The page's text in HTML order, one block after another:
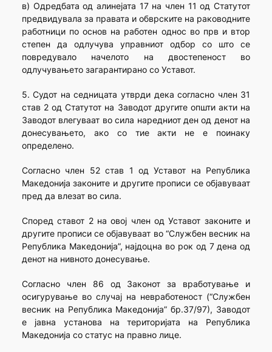
в) Одредбата од алинејата 17 на член 11 од Статутот
предвидувала за правата и обврските на раководните
работници по основ на работен однос во прв и втор
степен да одлучува управниот одбор со што се
повредувало начелото на двостепеност во
одлучувањето загарантирано со Уставот.
5. Судот на седницата утврди дека согласно член 31
став 2 од Статутот на Заводот другите општи акти на
Заводот влегуваат во сила наредниот ден од денот на
донесувањето, ако со тие акти не е поинаку
определено.
Согласно член 52 став 1 од Уставот на Република
Македонија законите и другите прописи се објавуваат
пред да влезат во сила.
Според ставот 2 на овој член од Уставот законите и
другите прописи се објавуваат во “Службен весник на
Република Македонија”, најдоцна во рок од 7 дена од
денот на нивното донесување.
Согласно член 86 од Законот за вработување и
осигурување во случај на невработеност (“Службен
весник на Република Македонија” бр.37/97), Заводот
е јавна установа на територијата на Република
Македонија со статус на правно лице.